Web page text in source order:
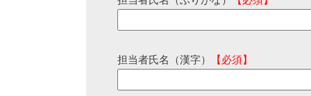
担当者氏名（漢字） 【必須】